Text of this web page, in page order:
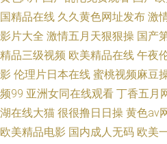
国精品在线 久久黄色网址发布 激
影片大全 激情五月天狠狠操 国产
精品三级视频 欧美精品在线 午夜
影 伦理片日本在线 蜜桃视频麻豆
频99 亚洲女同在线观看 丁香五月
湖在线大猫 很很撸日日操 黄色av
欧美精品电影 国内成人无码 欧美